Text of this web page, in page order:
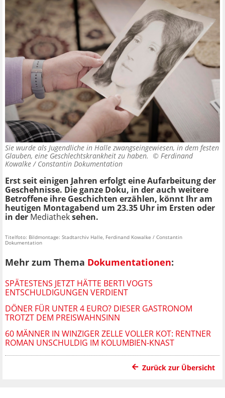
Sie wurde als Jugendliche in Halle zwangseingewiesen, in dem festen
Glauben, eine Geschlechtskrankheit zu haben. © Ferdinand
Kowalke / Constantin Dokumentation
Erst seit einigen Jahren erfolgt eine Aufarbeitung der
Geschehnisse. Die ganze Doku, in der auch weitere
Betroffene ihre Geschichten erzählen, könnt Ihr am
heutigen Montagabend um 23.35 Uhr im Ersten oder
in derMediatheksehen.
Titelfoto: Bildmontage: Stadtarchiv Halle, Ferdinand Kowalke / Constantin
Dokumentation
Mehr zum Thema Dokumentationen:
SPÄTESTENS JETZT HÄTTE BERTI VOGTS
ENTSCHULDIGUNGEN VERDIENT
DÖNER FÜR UNTER 4 EURO? DIESER GASTRONOM
TROTZT DEM PREISWAHNSINN
60 MÄNNER IN WINZIGER ZELLE VOLLER KOT: RENTNER
ROMAN UNSCHULDIG IM KOLUMBIEN-KNAST
Zurück zur Übersicht